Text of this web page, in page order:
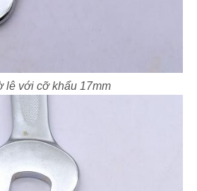
lê với cỡ khẩu 17mm